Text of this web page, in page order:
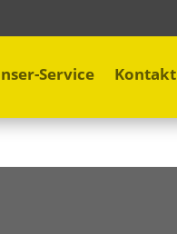
Service Kontakt